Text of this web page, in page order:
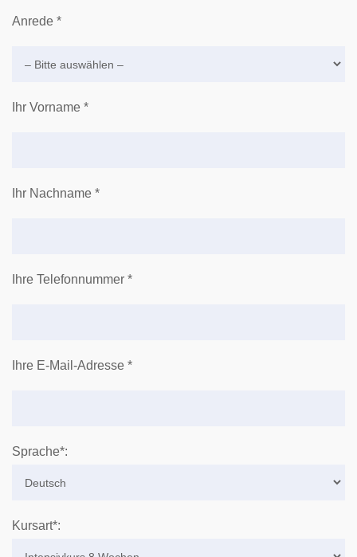
Anrede *
Ihr Vorname *
Ihr Nachname *
Ihre Telefonnummer *
Ihre E-Mail-Adresse *
Sprache*:
Kursart*: